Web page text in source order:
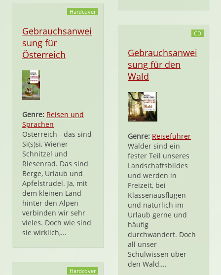
Hardcover
Gebrauchsanwei
sung für
Österreich
Genre: Reisen und
Sprachen
Österreich - das sind
Si(s)si, Wiener
Schnitzel und
Riesenrad. Das sind
Berge, Urlaub und
Apfelstrudel. Ja, mit
dem kleinen Land
hinter den Alpen
verbinden wir sehr
vieles. Doch wie sind
sie wirklich,...
CD
Gebrauchsanwei
sung für den
Wald
Genre: Reiseführer
Wälder sind ein
fester Teil unseres
Landschaftsbildes
und werden in
Freizeit, bei
Klassenausflügen
und natürlich im
Urlaub gerne und
häufig
durchwandert. Doch
all unser
Schulwissen über
den Wald,...
Hardcover